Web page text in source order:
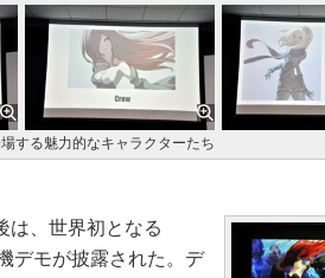
場する魅力的なキャラクターたち
、世界初となる
デモが披露された。デ